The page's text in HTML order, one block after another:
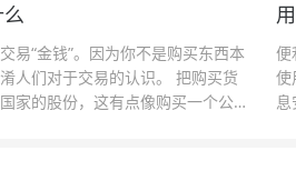
易“金钱”。因为你不是购买东西本
人们对于交易的认识。 把购买货
家的股份，这有点像购买一个公司
便
使